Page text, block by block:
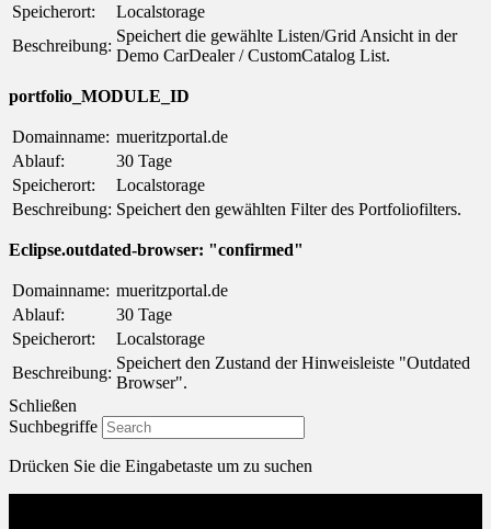
Speicherort:
Localstorage
Beschreibung:
Speichert die gewählte Listen/Grid Ansicht in der
Demo CarDealer / CustomCatalog List.
portfolio_MODULE_ID
Domainname: mueritzportal.de
Ablauf:
30 Tage
Speicherort:
Localstorage
Beschreibung: Speichert den gewählten Filter des Portfoliofilters.
Eclipse.outdated-browser: "confirmed"
Domainname: mueritzportal.de
Ablauf:
30 Tage
Speicherort:
Localstorage
Beschreibung:
Speichert den Zustand der Hinweisleiste "Outdated
Browser".
Schließen
Suchbegriffe
Drücken Sie die Eingabetaste um zu suchen